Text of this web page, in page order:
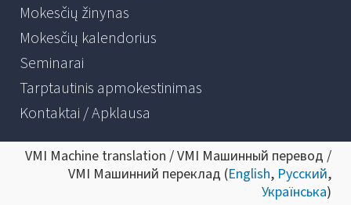
Mokesčių žinynas
Mokesčių kalendorius
Seminarai
Tarptautinis apmokestinimas
Kontaktai / Apklausa
VMI Machine translation / VMI Машинный перевод /
VMI Машинний переклад (English, Русский,
Українська)